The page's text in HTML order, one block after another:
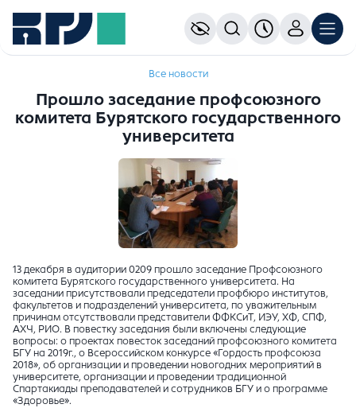
Все новости
Прошло заседание профсоюзного
комитета Бурятского государственного
университета
13 декабря в аудитории 0209 прошло заседание Профсоюзного
комитета Бурятского государственного университета. На
заседании присутствовали председатели профбюро институтов,
факультетов и подразделений университета, по уважительным
причинам отсутствовали представители ФФКСиТ, ИЭУ, ХФ, СПФ,
АХЧ, РИО. В повестку заседания были включены следующие
вопросы: о проектах повесток заседаний профсоюзного комитета
БГУ на 2019г., о Всероссийском конкурсе «Гордость профсоюза
2018», об организации и проведении новогодних мероприятий в
университете, организации и проведении традиционной
Спартакиады преподавателей и сотрудников БГУ и о программе
«Здоровье».